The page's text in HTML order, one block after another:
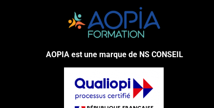
AOPIA est une marque de NS CONSEIL